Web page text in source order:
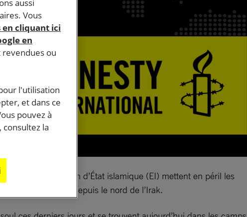
sous le nom d’État islamique (EI) mettent en péril les
International depuis le nord de l’Irak.
aussi
Vous
en cliquant ici
en
revendues ou
l'utilisation
et dans ce
pouvez à
la